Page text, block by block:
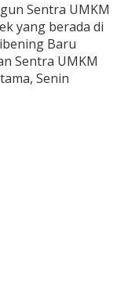
Sentra UMKM
yang berada di
Baru
Sentra UMKM
Senin